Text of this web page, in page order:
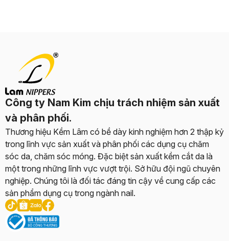
Công ty Nam Kim chịu trách nhiệm sản xuất
và phân phối.
Thương hiệu Kềm Lâm có bề dày kinh nghiệm hơn 2 thập kỷ
trong lĩnh vực sản xuất và phân phối các dụng cụ chăm
sóc da, chăm sóc móng. Đặc biệt sản xuất kềm cắt da là
một trong những lĩnh vực vượt trội. Sở hữu đội ngũ chuyên
nghiệp. Chúng tôi là đối tác đáng tin cậy về cung cấp các
sản phẩm dụng cụ trong ngành nail.